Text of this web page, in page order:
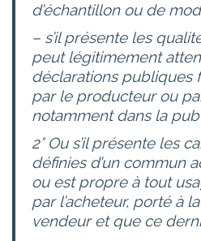
d’échantillon ou de
– s’il présente les
peut légitimement
déclarations publiques
par le producteur ou
notamment dans la
2° Ou s’il présente les
définies d’un commun
ou est propre à tout
par l’acheteur, porté à
vendeur et que ce